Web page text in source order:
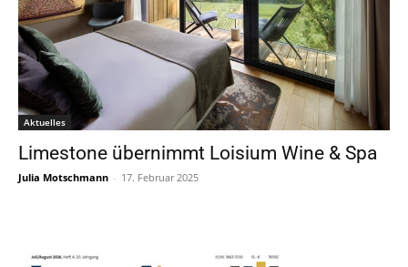
Aktuelles
Limestone übernimmt Loisium Wine & Spa
Julia Motschmann - 17. Februar 2025